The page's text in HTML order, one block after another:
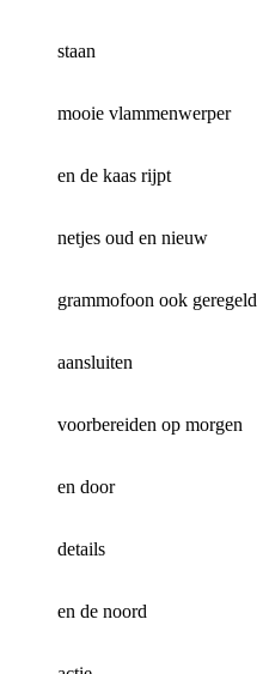
staan
mooie vlammenwerper
en de kaas rijpt
netjes oud en nieuw
grammofoon ook geregeld
aansluiten
voorbereiden op morgen
en door
details
en de noord